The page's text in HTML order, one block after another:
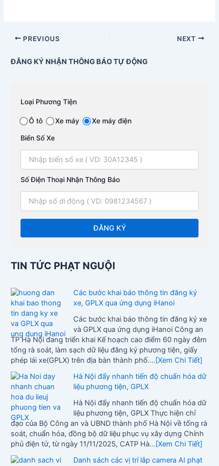
PREVIOUS NEXT
ĐĂNG KÝ NHẬN THÔNG BÁO TỰ ĐỘNG
Loại Phương Tiện
Ô tô Xe máy Xe máy điện
Biển Số Xe
Số Điện Thoại Nhận Thông Báo
TIN TỨC PHẠT NGUỘI
Các bước khai báo thông tin đăng ký
xe, GPLX qua ứng dụng iHanoi
Các bước khai báo thông tin đăng ký xe
và GPLX qua ứng dụng iHanoi Công an
TP Hà Nội đang triển khai Kế hoạch cao điểm 60 ngày đêm
tổng rà soát, làm sạch dữ liệu đăng ký phương tiện, giấy
phép lái xe(GPLX) trên địa bàn thành phố....[Xem Chi Tiết]
Hà Nội đẩy nhanh tiến độ chuẩn hóa dữ
liệu phương tiện, GPLX
Hà Nội đẩy nhanh tiến độ chuẩn hóa dữ
liệu phương tiện, GPLX Thực hiện chỉ
đạo của Bộ Công an và UBND thành phố Hà Nội về tổng rà
soát, chuẩn hóa, đồng bộ dữ liệu phục vụ xây dựng Chính
phủ điện tử, từ ngày 11/11/2025, CATP Hà...[Xem Chi Tiết]
Danh sách các vị trí lắp camera AI phạt